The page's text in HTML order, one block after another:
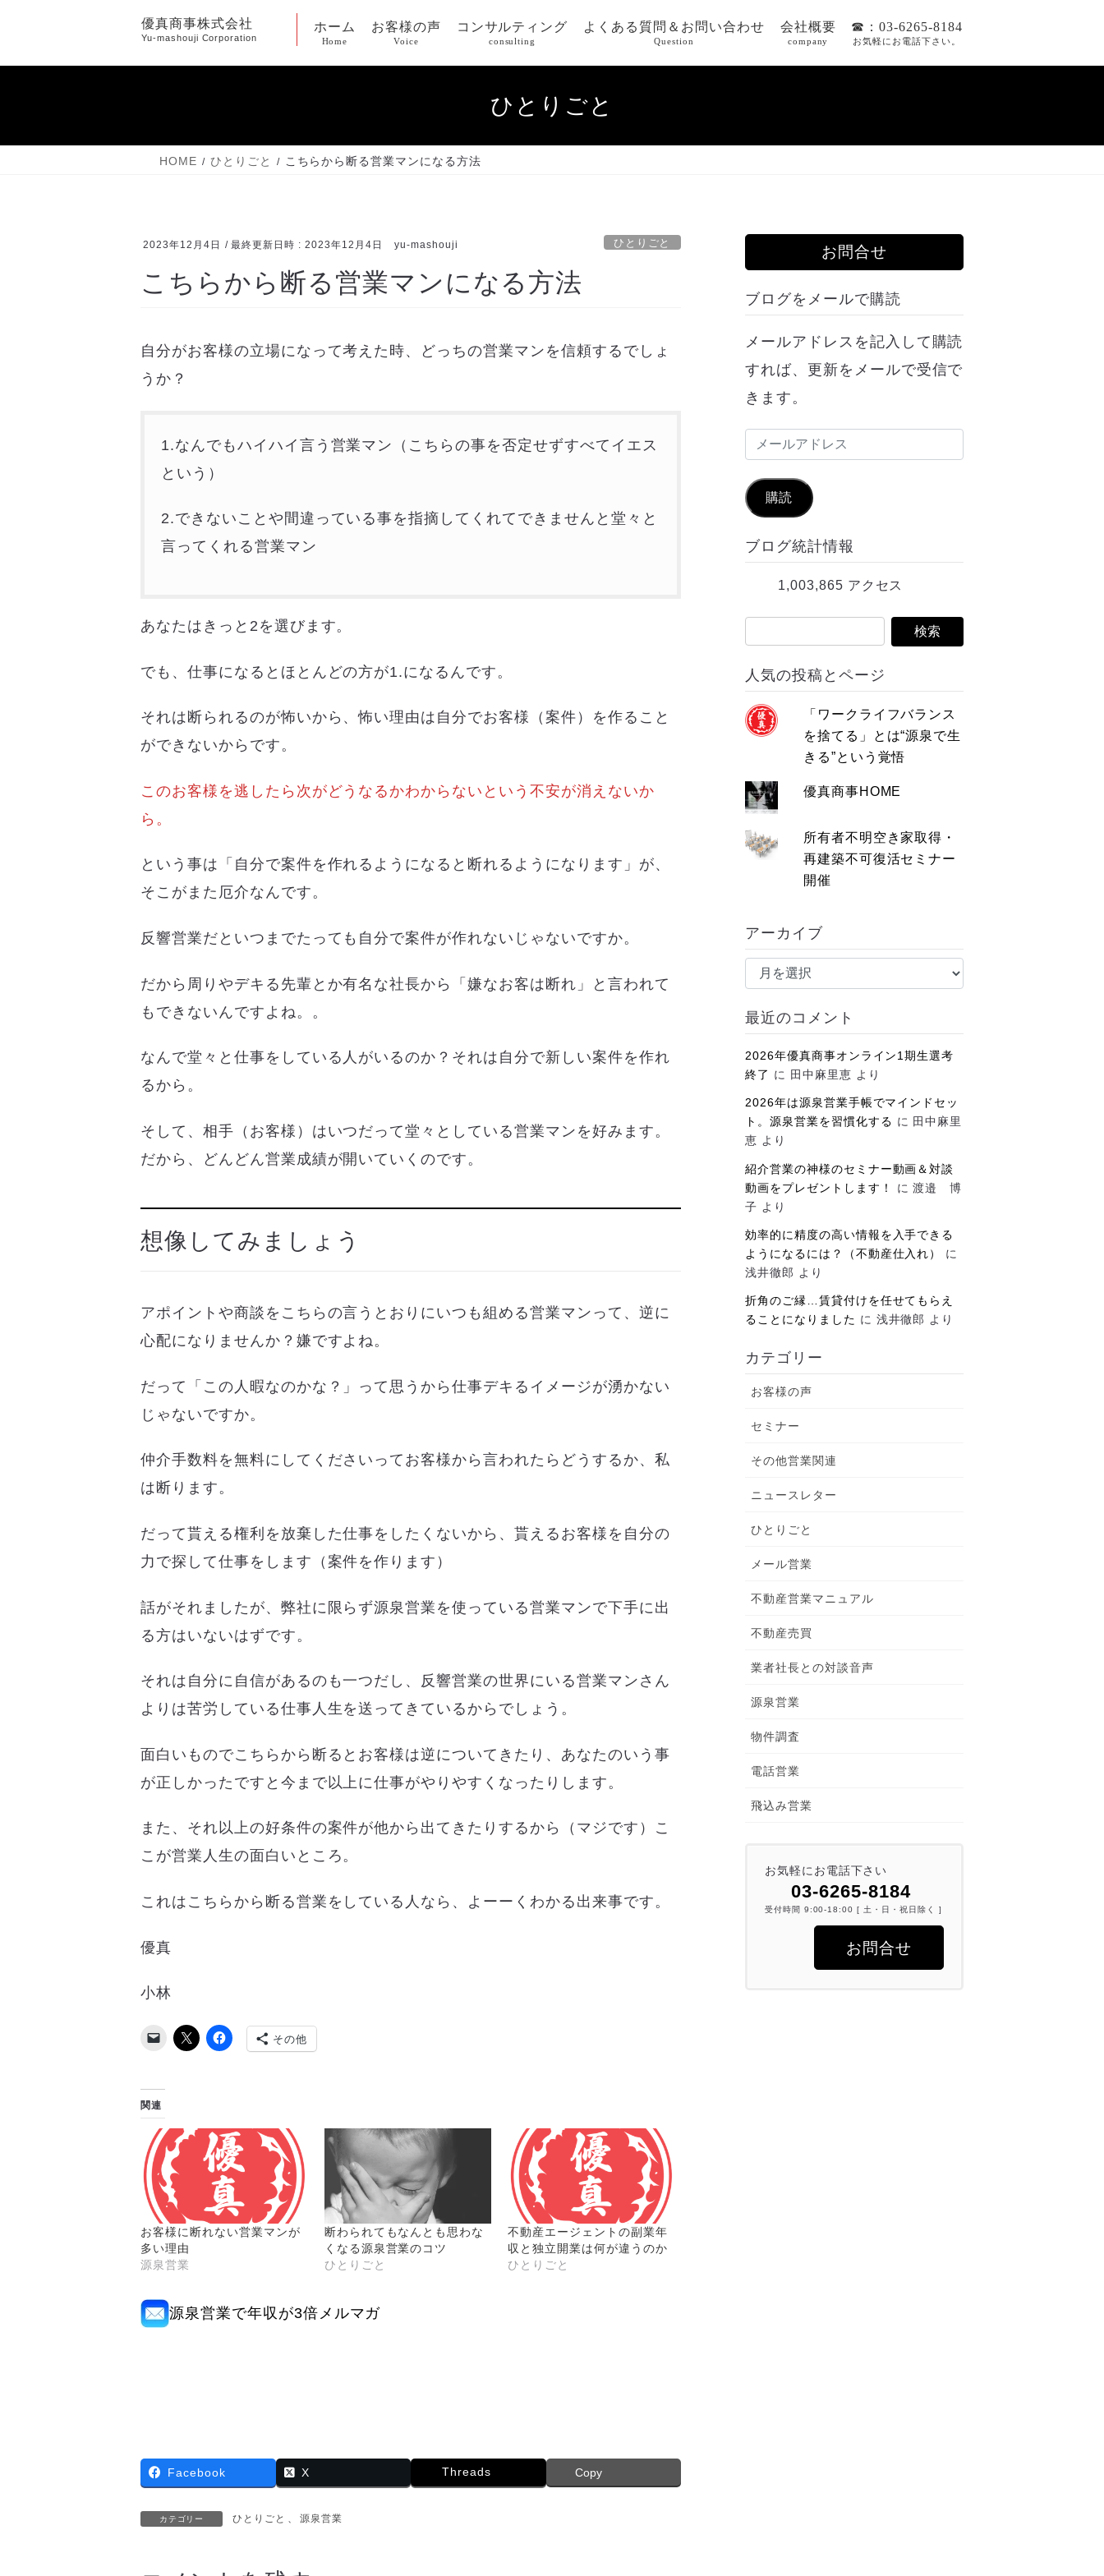
ン
キ
ー
に
優真商事株式会社
Yu-mashouji Corporation
ホーム
Home
お客様の声
Voice
コンサルティング
consulting
よくある質問＆お問い合わせ
Question
会社概要
company
☎：03-6265-8184
お気軽にお電話下さい。
ひとりごと
HOME ひとりごと こちらから断る営業マンになる方法
2023年12月4日 / 最終更新日時 :2023年12月4日 yu-mashouji ひとりごと
こちらから断る営業マンになる方法
自分がお客様の立場になって考えた時、どっちの営業マンを信頼するでしょ
うか？
1.なんでもハイハイ言う営業マン（こちらの事を否定せずすべてイエス
という）
2.できないことや間違っている事を指摘してくれてできませんと堂々と
言ってくれる営業マン
あなたはきっと2を選びます。
でも、仕事になるとほとんどの方が1.になるんです。
それは断られるのが怖いから、怖い理由は自分でお客様（案件）を作ること
ができないからです。
このお客様を逃したら次がどうなるかわからないという不安が消えないか
ら。
という事は「自分で案件を作れるようになると断れるようになります」が、
そこがまた厄介なんです。
反響営業だといつまでたっても自分で案件が作れないじゃないですか。
だから周りやデキる先輩とか有名な社長から「嫌なお客は断れ」と言われて
もできないんですよね。。
なんで堂々と仕事をしている人がいるのか？それは自分で新しい案件を作れ
るから。
そして、相手（お客様）はいつだって堂々としている営業マンを好みます。
だから、どんどん営業成績が開いていくのです。
想像してみましょう
アポイントや商談をこちらの言うとおりにいつも組める営業マンって、逆に
心配になりませんか？嫌ですよね。
だって「この人暇なのかな？」って思うから仕事デキるイメージが湧かない
じゃないですか。
仲介手数料を無料にしてくださいってお客様から言われたらどうするか、私
は断ります。
だって貰える権利を放棄した仕事をしたくないから、貰えるお客様を自分の
力で探して仕事をします（案件を作ります）
話がそれましたが、弊社に限らず源泉営業を使っている営業マンで下手に出
る方はいないはずです。
それは自分に自信があるのも一つだし、反響営業の世界にいる営業マンさん
よりは苦労している仕事人生を送ってきているからでしょう。
面白いものでこちらから断るとお客様は逆についてきたり、あなたのいう事
が正しかったですと今まで以上に仕事がやりやすくなったりします。
また、それ以上の好条件の案件が他から出てきたりするから（マジです）こ
こが営業人生の面白いところ。
これはこちらから断る営業をしている人なら、よーーくわかる出来事です。
優真
小林
その他
関連
お客様に断れない営業マンが
多い理由
源泉営業
断わられてもなんとも思わな
くなる源泉営業のコツ
ひとりごと
不動産エージェントの副業年
収と独立開業は何が違うのか
ひとりごと
源泉営業で年収が3倍メルマガ
Facebook X Threads Copy
カテゴリー ひとりごと 、 源泉営業
お問合せ
ブログをメールで購読
メールアドレスを記入して購読
すれば、更新をメールで受信で
きます。
ル
ド
購読
ブログ統計情報
1,003,865 アクセス
人気の投稿とページ
「ワークライフバランス
を捨てる」とは“源泉で生
きる”という覚悟
優真商事HOME
所有者不明空き家取得・
再建築不可復活セミナー
開催
アーカイブ
ア
イ
ブ
最近のコメント
2026年優真商事オンライン1期生選考
終了 に 田中麻里恵 より
2026年は源泉営業手帳でマインドセッ
ト。源泉営業を習慣化する に 田中麻里
恵 より
紹介営業の神様のセミナー動画＆対談
動画をプレゼントします！
に渡邉 博
子 より
効率的に精度の高い情報を入手できる
ようになるには？（不動産仕入れ）
に
浅井徹郎 より
折角のご縁…賃貸付けを任せてもらえ
ることになりました に 浅井徹郎 より
カテゴリー
お客様の声
セミナー
その他営業関連
ニュースレター
ひとりごと
メール営業
不動産営業マニュアル
不動産売買
業者社長との対談音声
源泉営業
物件調査
電話営業
飛込み営業
お気軽にお電話下さい
03-6265-8184
受付時間 9:00-18:00 [ 土・日・祝日除く ]
お問合せ